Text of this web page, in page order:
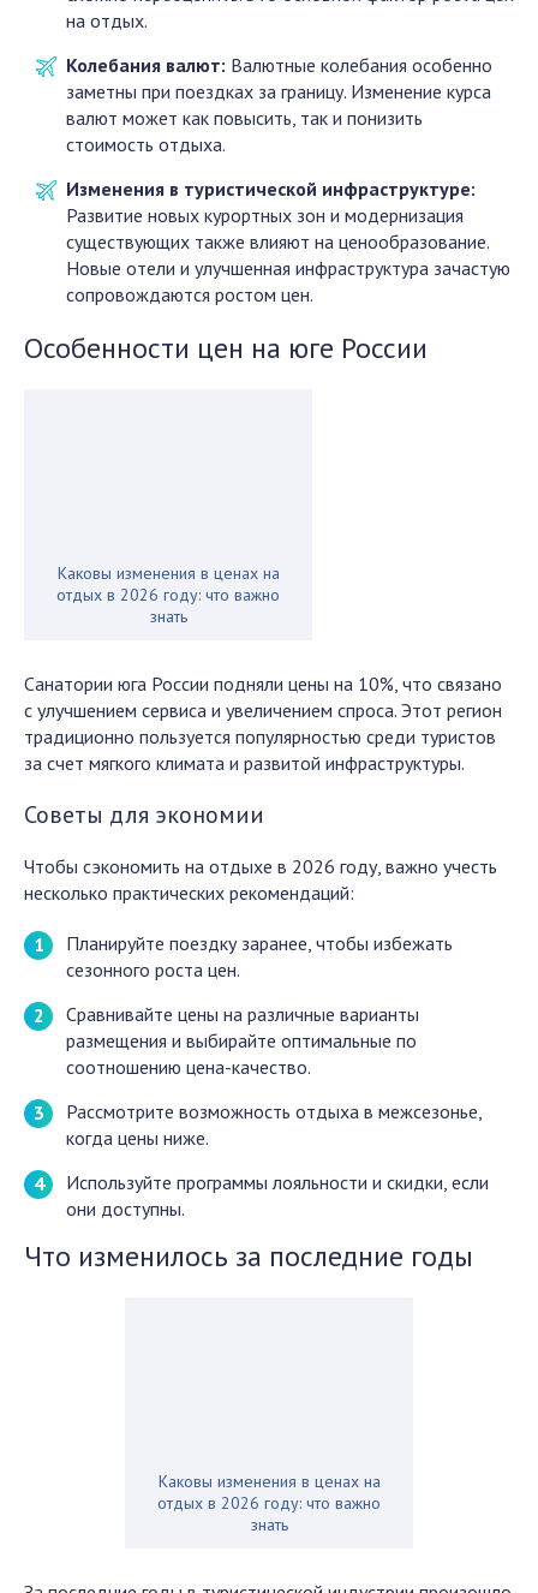
на отдых.
Колебания валют: Валютные колебания особенно
заметны при поездках за границу. Изменение курса
валют может как повысить, так и понизить
стоимость отдыха.
Изменения в туристической инфраструктуре:
Развитие новых курортных зон и модернизация
существующих также влияют на ценообразование.
Новые отели и улучшенная инфраструктура зачастую
сопровождаются ростом цен.
Особенности цен на юге России
Каковы изменения в ценах на
отдых в 2026 году: что важно
знать
Санатории юга России подняли цены на 10%, что связано
с улучшением сервиса и увеличением спроса. Этот регион
традиционно пользуется популярностью среди туристов
за счет мягкого климата и развитой инфраструктуры.
Советы для экономии
Чтобы сэкономить на отдыхе в 2026 году, важно учесть
несколько практических рекомендаций:
Планируйте поездку заранее, чтобы избежать
сезонного роста цен.
Сравнивайте цены на различные варианты
размещения и выбирайте оптимальные по
соотношению цена-качество.
Рассмотрите возможность отдыха в межсезонье,
когда цены ниже.
Используйте программы лояльности и скидки, если
они доступны.
Что изменилось за последние годы
Каковы изменения в ценах на
отдых в 2026 году: что важно
знать